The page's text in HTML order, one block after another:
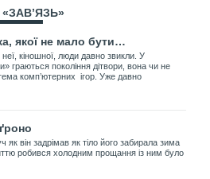
якої не мало бути…
неї, кіношної, люди давно звикли. У
граються покоління дітвори, вона чи не
комп’ютерних ігор. Уже давно
як він задрімав як тіло його забирала зима
робився холодним прощання із ним було